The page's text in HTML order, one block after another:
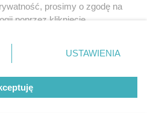
rękę Boga?
prosimy o zgodę na
poprzez kliknięcie
ustawień prywatności
rogu strony
nie wymagają zgody
sprzeciwić się takiemu
miały zastosowanie tylko
USTAWIENIA